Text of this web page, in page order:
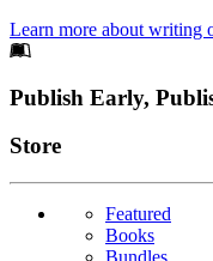
Learn more about writing
Footer
Publish Early,
Links
Store
Featured
Books
Bundles